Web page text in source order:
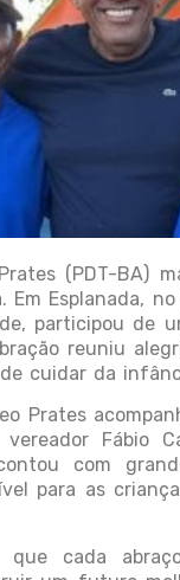
(PDT-BA)
Em Esplanada,
participou de
reuniu
cuidar da
Prates
Fábio
com
para as
que cada